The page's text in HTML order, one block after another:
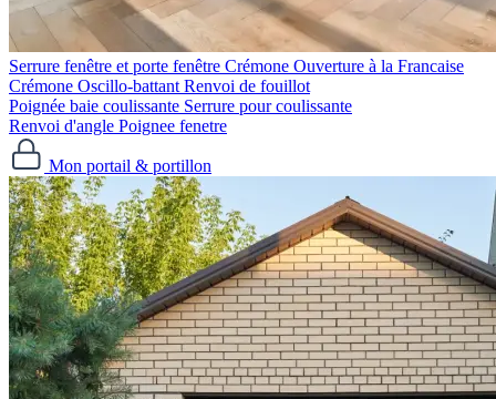
Serrure fenêtre et porte fenêtre Crémone Ouverture à la Francaise
Crémone Oscillo-battant Renvoi de fouillot
Poignée baie coulissante Serrure pour coulissante
Renvoi d'angle Poignee fenetre
Mon portail & portillon